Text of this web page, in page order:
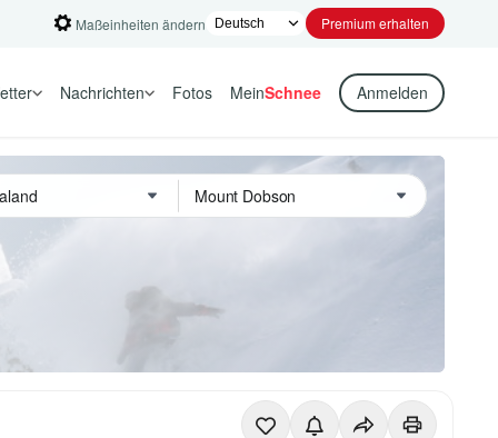
Maßeinheiten ändern Premium erhalten
Nachrichten Fotos MeinSchnee Anmelden